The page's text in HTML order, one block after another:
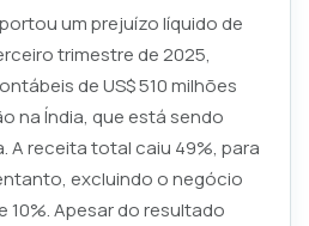
um prejuízo líquido de
trimestre de 2025,
de US$ 510 milhões
na Índia, que está sendo
A receita total caiu 49%, para
excluindo o negócio
10%. Apesar do resultado